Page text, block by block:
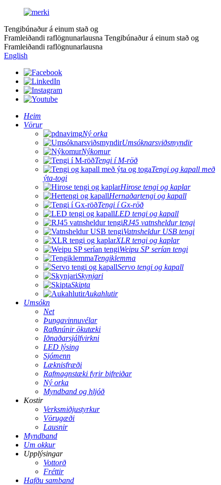
Tengibúnaður á einum stað og
Framleiðandi raflögnunarlausna Tengibúnaður á einum stað og
Framleiðandi raflögnunarlausna
English
Heim
Vörur
Ný orka
Umsóknarsviðsmyndir
Nýkomur
Tengi í M-röð
Tengi og kapall með
ýta-togi
Hirose tengi og kaplar
Hernaðartengi og kapall
Tengi í Gx-röð
LED tengi og kapall
RJ45 vatnsheldur tengi
Vatnsheldur USB tengi
XLR tengi og kaplar
Weipu SP serían tengi
Tengiklemma
Servo tengi og kapall
Skynjari
Skipta
Aukahlutir
Umsókn
Net
Þungavinnuvélar
Rafknúnir ökutæki
Iðnaðarsjálfvirkni
LED lýsing
Sjómenn
Læknisfræði
Rafmagnstæki fyrir bifreiðar
Ný orka
Myndband og hljóð
Kostir
Verksmiðjustyrkur
Vörugæði
Lausnir
Myndband
Um okkur
Upplýsingar
Vottorð
Fréttir
Hafðu samband